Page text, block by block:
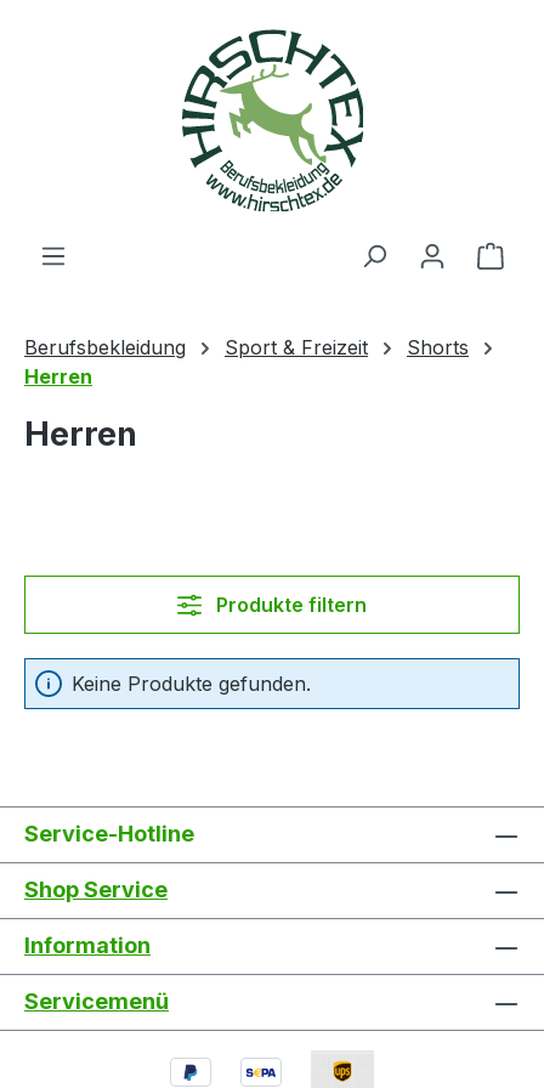
Berufsbekleidung Sport & Freizeit
Shorts
Herren
Herren
Produkte filtern
Keine Produkte gefunden.
Service-Hotline
Shop Service
Information
Servicemenü